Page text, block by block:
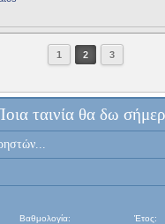
1 2 3
ταινία θα δω
Βαθμολογία: Έτος: